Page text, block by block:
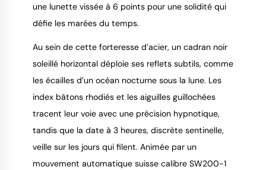
une lunette vissée à 6 points pour une solidité qui
défie les marées du temps.
Au sein de cette forteresse d’acier, un cadran noir
soleillé horizontal déploie ses reflets subtils, comme
les écailles d’un océan nocturne sous la lune. Les
index bâtons rhodiés et les aiguilles guillochées
tracent leur voie avec une précision hypnotique,
tandis que la date à 3 heures, discrète sentinelle,
veille sur les jours qui filent. Animée par un
mouvement automatique suisse calibre SW200-1